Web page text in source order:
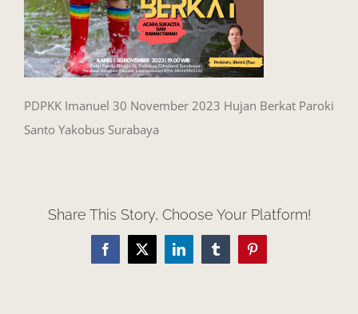
PDPKK Imanuel 30 November 2023 Hujan Berkat Paroki
Santo Yakobus Surabaya
Share This Story, Choose Your Platform!
Facebook
X LinkedInTumblrPinterest